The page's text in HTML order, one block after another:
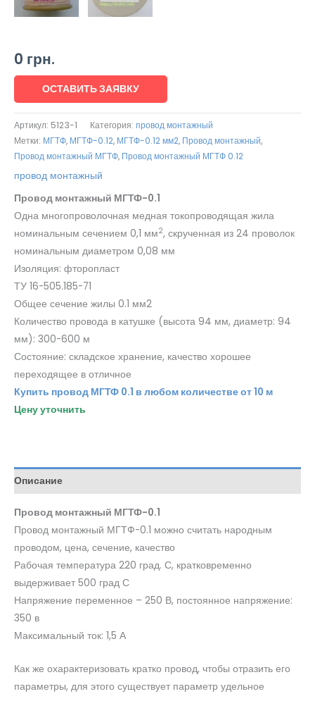
0 грн.
ОСТАВИТЬ ЗАЯВКУ
Артикул: 5123-1 Категория: провод монтажный
Метки: МГТФ, МГТФ-0.12, МГТФ-0.12 мм2, Провод монтажный,
Провод монтажный МГТФ, Провод монтажный МГТФ 0.12
провод монтажный
Провод монтажный МГТФ-0.1
Одна многопроволочная медная токопроводящая жила
номинальным сечением 0,1 мм2, скрученная из 24 проволок
номинальным диаметром 0,08 мм
Изоляция: фторопласт
ТУ 16-505.185-71
Общее сечение жилы 0.1 мм2
Количество провода в катушке (высота 94 мм, диаметр: 94
мм): 300-600 м
Состояние: складское хранение, качество хорошее
переходящее в отличное
Купить провод МГТФ 0.1 в любом количестве от 10 м
Цену уточнить
Описание
Провод монтажный МГТФ-0.1
Провод монтажный МГТФ-0.1 можно считать народным
проводом, цена, сечение, качество
Рабочая температура 220 град. С, кратковременно
выдерживает 500 град С
Напряжение переменное – 250 В, постоянное напряжение:
350 в
Максимальный ток: 1,5 А
Как же охарактеризовать кратко провод, чтобы отразить его
параметры, для этого существует параметр удельное